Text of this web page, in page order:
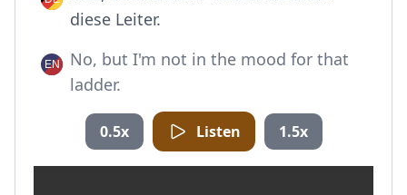
diese Leiter.
No, but I'm not in the mood for that
ladder.
0.5x Listen 1.5x